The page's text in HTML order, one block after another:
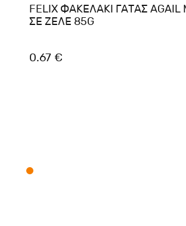
FELIX ΦΑΚΕΛΑΚΙ ΓΑΤΑΣ AGAIL
ΣΕ ΖΕΛΕ 85G
0.67 €